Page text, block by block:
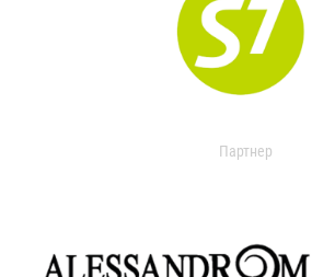
Партнер